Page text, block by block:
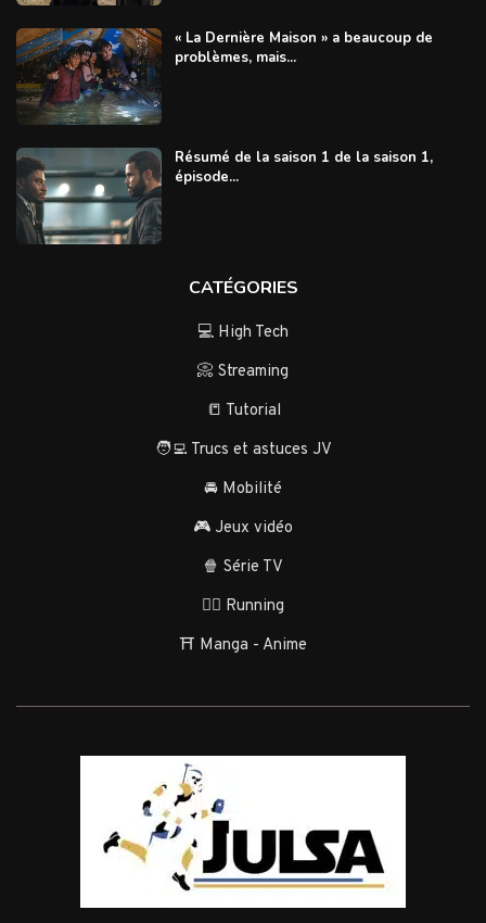
« La Dernière Maison » a beaucoup de
problèmes, mais...
Résumé de la saison 1 de la saison 1,
épisode...
CATÉGORIES
💻 High Tech
📀 Streaming
📒 Tutorial
🧑‍💻 Trucs et astuces JV
🚘 Mobilité
🎮 Jeux vidéo
🍿 Série TV
🏃‍♂️ Running
⛩️ Manga - Anime